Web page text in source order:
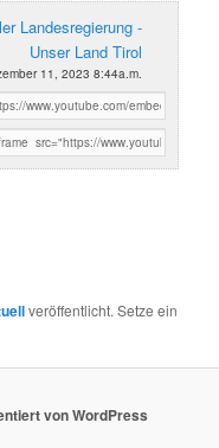
Landesregierung -
Unser Land Tirol
11, 2023 8:44a.m.
veröffentlicht. Setze ein
von WordPress